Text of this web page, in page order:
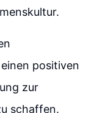
positiven
zur
schaffen.